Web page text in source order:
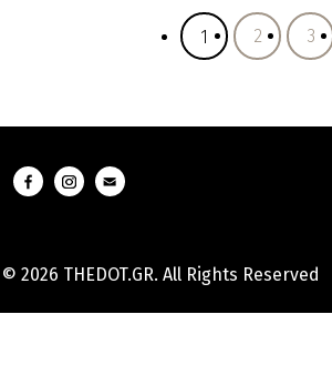
1 2 3
© 2026 THEDOT.GR. All Rights Reserved